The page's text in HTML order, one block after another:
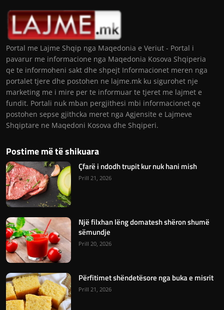
Portal me Lajme Shqip nga Maqedonia e Veriut - Portal i
pavarur me informacione nga Maqedonia Kosova Shqiperia
qe te informoheni sakt dhe shpejt Informacionet meren nga
portalet tjere dhe postohen ne lajme.mk ku sigurohet nje
marketing me i mire per te informuar te tjeret me lajmet e
fundit. Portali nuk mban pergjithesi mbi informacionet qe
postohen sepse gjithcka meret nga Agjensite e Lajmeve
Shqiptare ne Maqedoni Kosova dhe Shqiperi.
Postime më të shikuara
Çfarë i ndodh trupit kur nuk hani mish
Prill 21, 2026
Një filxhan lëng domatesh shëron shumë
sëmundje
Prill 20, 2026
Përfitimet shëndetësore nga buka e misrit
Prill 21, 2026